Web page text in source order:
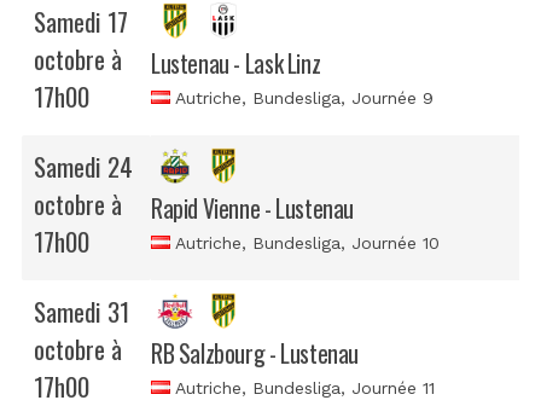
Samedi 17
octobre à
17h00
Lustenau - Lask Linz
Autriche, Bundesliga, Journée 9
Samedi 24
octobre à
17h00
Rapid Vienne - Lustenau
Autriche, Bundesliga, Journée 10
Samedi 31
octobre à
17h00
RB Salzbourg - Lustenau
Autriche, Bundesliga, Journée 11